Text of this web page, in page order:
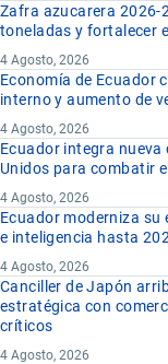
Zafra azucarera 2026-
toneladas y fortalecer
4 Agosto, 2026
Economía de Ecuador
interno y aumento de
4 Agosto, 2026
Ecuador integra
Unidos para combatir
4 Agosto, 2026
Ecuador moderniza su
e inteligencia hasta
4 Agosto, 2026
Canciller de Japón
estratégica con
críticos
4 Agosto, 2026